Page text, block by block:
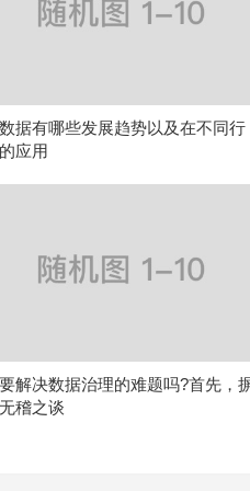
据有哪些发展趋势以及在不同行
应用
解决数据治理的难题吗?首先，
稽之谈